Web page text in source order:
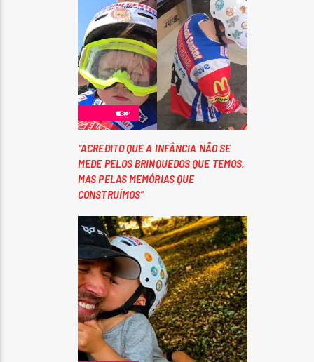
“ACREDITO QUE A INFÂNCIA NÃO SE
MEDE PELOS BRINQUEDOS QUE TEMOS,
MAS PELAS MEMÓRIAS QUE
CONSTRUÍMOS”